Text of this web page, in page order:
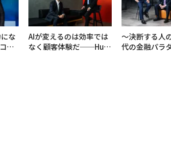
な
で
AIが変えるのは効率では
なく顧客体験だ──Hub
〜決断する人
代の金融パラ